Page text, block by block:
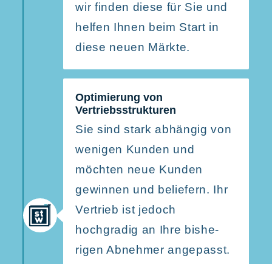
wir finden diese für Sie und
helfen Ihnen beim Start in
diese neuen Märkte.
Optimierung von
Vertriebsstrukturen
Sie sind stark abhängig von
wenigen Kunden und
möchten neue Kunden
gewinnen und beliefern. Ihr
Vertrieb ist jedoch
hochgradig an Ihre bishe­
rigen Abnehmer angepasst.